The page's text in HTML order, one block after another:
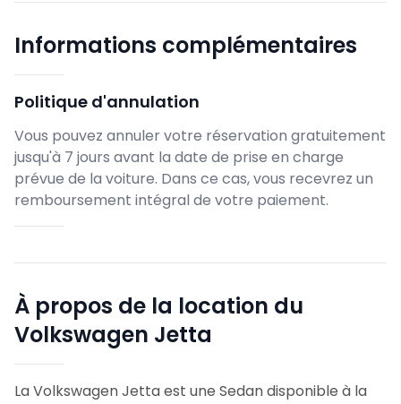
Informations complémentaires
Politique d'annulation
Vous pouvez annuler votre réservation gratuitement
jusqu'à 7 jours avant la date de prise en charge
prévue de la voiture. Dans ce cas, vous recevrez un
remboursement intégral de votre paiement.
À propos de la location du
Volkswagen Jetta
La Volkswagen Jetta est une Sedan disponible à la